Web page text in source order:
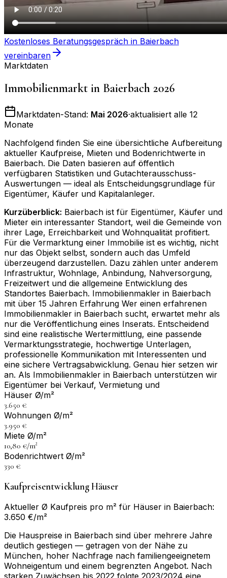
Kostenloses Beratungsgespräch in Baierbach
vereinbaren
Marktdaten
Immobilienmarkt in Baierbach 2026
Marktdaten-Stand: Mai 2026·aktualisiert alle 12
Monate
Nachfolgend finden Sie eine übersichtliche Aufbereitung
aktueller Kaufpreise, Mieten und Bodenrichtwerte in
Baierbach. Die Daten basieren auf öffentlich
verfügbaren Statistiken und Gutachterausschuss-
Auswertungen — ideal als Entscheidungsgrundlage für
Eigentümer, Käufer und Kapitalanleger.
Kurzüberblick: Baierbach ist für Eigentümer, Käufer und
Mieter ein interessanter Standort, weil die Gemeinde von
ihrer Lage, Erreichbarkeit und Wohnqualität profitiert.
Für die Vermarktung einer Immobilie ist es wichtig, nicht
nur das Objekt selbst, sondern auch das Umfeld
überzeugend darzustellen. Dazu zählen unter anderem
Infrastruktur, Wohnlage, Anbindung, Nahversorgung,
Freizeitwert und die allgemeine Entwicklung des
Standortes Baierbach. Immobilienmakler in Baierbach
mit über 15 Jahren Erfahrung Wer einen erfahrenen
Immobilienmakler in Baierbach sucht, erwartet mehr als
nur die Veröffentlichung eines Inserats. Entscheidend
sind eine realistische Wertermittlung, eine passende
Vermarktungsstrategie, hochwertige Unterlagen,
professionelle Kommunikation mit Interessenten und
eine sichere Vertragsabwicklung. Genau hier setzen wir
an. Als Immobilienmakler in Baierbach unterstützen wir
Eigentümer bei Verkauf, Vermietung und
Häuser Ø/m²
3.650 €
Wohnungen Ø/m²
3.950 €
Miete Ø/m²
10,80 €/m²
Bodenrichtwert Ø/m²
330 €
Kaufpreisentwicklung Häuser
Aktueller Ø Kaufpreis pro m² für Häuser in Baierbach:
3.650 €/m²
Die Hauspreise in Baierbach sind über mehrere Jahre
deutlich gestiegen — getragen von der Nähe zu
München, hoher Nachfrage nach familiengeeignetem
Wohneigentum und einem begrenzten Angebot. Nach
starken Zuwächsen bis 2022 folgte 2023/2024 eine